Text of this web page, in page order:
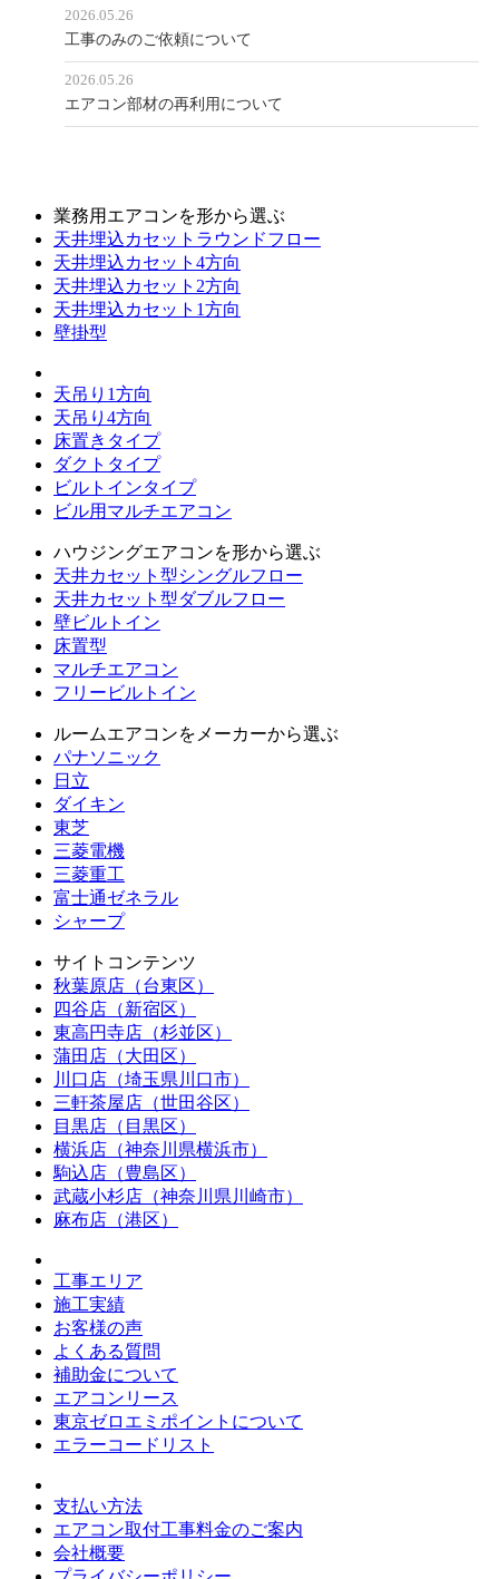
2026.05.26
工事のみのご依頼について
2026.05.26
エアコン部材の再利用について
業務用エアコンを形から選ぶ
天井埋込カセットラウンドフロー
天井埋込カセット4方向
天井埋込カセット2方向
天井埋込カセット1方向
壁掛型
天吊り1方向
天吊り4方向
床置きタイプ
ダクトタイプ
ビルトインタイプ
ビル用マルチエアコン
ハウジングエアコンを形から選ぶ
天井カセット型シングルフロー
天井カセット型ダブルフロー
壁ビルトイン
床置型
マルチエアコン
フリービルトイン
ルームエアコンをメーカーから選ぶ
パナソニック
日立
ダイキン
東芝
三菱電機
三菱重工
富士通ゼネラル
シャープ
サイトコンテンツ
秋葉原店（台東区）
四谷店（新宿区）
東高円寺店（杉並区）
蒲田店（大田区）
川口店（埼玉県川口市）
三軒茶屋店（世田谷区）
目黒店（目黒区）
横浜店（神奈川県横浜市）
駒込店（豊島区）
武蔵小杉店（神奈川県川崎市）
麻布店（港区）
工事エリア
施工実績
お客様の声
よくある質問
補助金について
エアコンリース
東京ゼロエミポイントについて
エラーコードリスト
支払い方法
エアコン取付工事料金のご案内
会社概要